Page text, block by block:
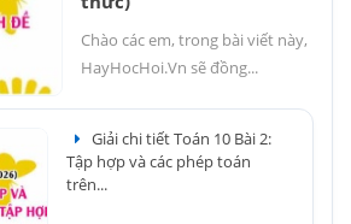
Chào các em, trong bài viết này,
HayHocHoi.Vn sẽ đồng...
Giải chi tiết Toán 10 Bài 2:
Tập hợp và các phép toán
trên...